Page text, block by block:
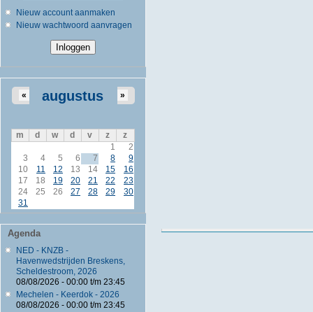
Nieuw account aanmaken
Nieuw wachtwoord aanvragen
augustus
« »
m d w d v z
z
1
2
3
4 5 6 7 8
9
10
11 12 13 14 15
16
17
18 19 20 21 22
23
24
25 26 27 28 29
30
31
Agenda
NED - KNZB -
Havenwedstrijden Breskens,
Scheldestroom, 2026
08/08/2026 - 00:00t/m 23:45
Mechelen - Keerdok - 2026
08/08/2026 - 00:00t/m 23:45